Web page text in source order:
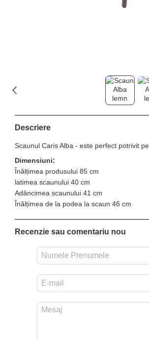
Descriere
Scaunul Caris Alba - este perfect potrivit
Dimensiuni:
Înălțimea produsului 85 cm
latimea scaunului 40 cm
Adâncimea scaunului 41 cm
Înălțimea de la podea la scaun 46 cm
Recenzie sau comentariu nou